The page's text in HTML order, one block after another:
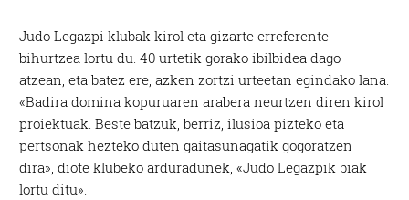
Judo Legazpi klubak kirol eta gizarte erreferente
bihurtzea lortu du. 40 urtetik gorako ibilbidea dago
atzean, eta batez ere, azken zortzi urteetan egindako lana.
«Badira domina kopuruaren arabera neurtzen diren kirol
proiektuak. Beste batzuk, berriz, ilusioa pizteko eta
pertsonak hezteko duten gaitasunagatik gogoratzen
dira», diote klubeko arduradunek, «Judo Legazpik biak
lortu ditu».